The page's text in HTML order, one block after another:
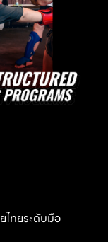
ไทยระดับมือ